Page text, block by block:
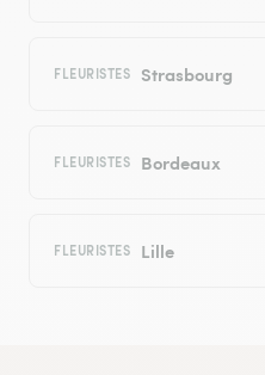
FLEURISTES Strasbourg
FLEURISTES Bordeaux
FLEURISTES Lille